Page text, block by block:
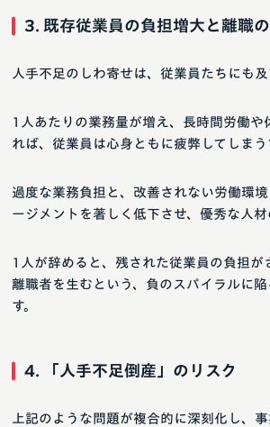
3. 既存従業員の負担増大と離職
人手不足のしわ寄せは、従業員たちにも及
1人あたりの業務量が増え、長時間労働や
れば、従業員は心身ともに疲弊してしまう
過度な業務負担と、改善されない労働環
ージメントを著しく低下させ、優秀な人材
1人が辞めると、残された従業員の負担が
離職者を生むという、負のスパイラルに
す。
4. 「人手不足倒産」のリスク
上記のような問題が複合的に深刻化し、